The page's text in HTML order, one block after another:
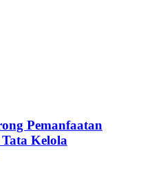
Pemanfaatan
Kelola